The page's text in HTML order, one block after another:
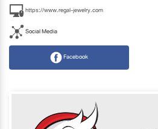
https://www.regal-jewelry.com
Social Media
Facebook